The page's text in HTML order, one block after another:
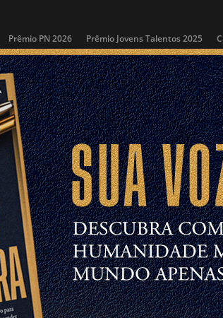
Prêmio PN 2026 Prêmio Jovens Talentos 2025